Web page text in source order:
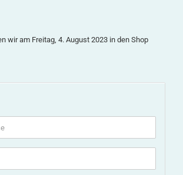
wir am Freitag, 4. August 2023 in den Shop